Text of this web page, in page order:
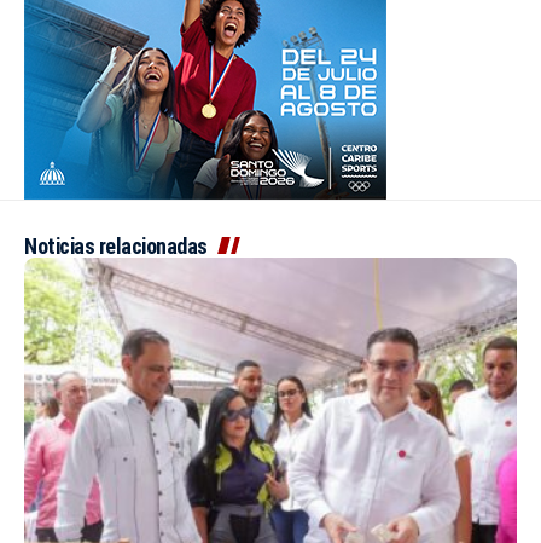
Noticias relacionadas